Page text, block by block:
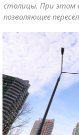
столицы. При этом
позволяющее